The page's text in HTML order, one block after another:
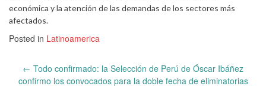
económica y la atención de las demandas de los sectores más
afectados.
Posted in Latinoamerica
Post
navigation
← Todo confirmado: la Selección de Perú de Óscar Ibáñez
confirmo los convocados para la doble fecha de eliminatorias